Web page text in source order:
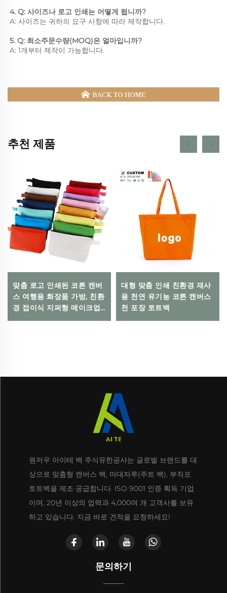
4. Q: 사이즈나 로고 인쇄는 어떻게 됩니까?
A: 사이즈는 귀하의 요구 사항에 따라 제작합니다.
5. Q: 최소주문수량(MOQ)은 얼마입니까?
A: 1개부터 제작이 가능합니다.
추천 제품
맞춤 로고 인쇄된 코튼 캔버
스 여행용 화장품 가방, 친환
경 접이식 지퍼형 메이크업
파우치, 보관 및 선물용 포함
대형 맞춤 인쇄 친환경 재사
용 천연 유기농 코튼 캔버스
천 포장 토트백
원저우 아이테 백 주식유한공사는 글로벌 브랜드를 대
상으로 맞춤형 캔버스 백, 마대자루(주트 백), 부직포
토트백을 제조·공급합니다. ISO 9001 인증 획득 기업
이며, 20년 이상의 업력과 4,000여 개 고객사를 보유
하고 있습니다. 지금 바로 견적을 요청하세요!
문의하기